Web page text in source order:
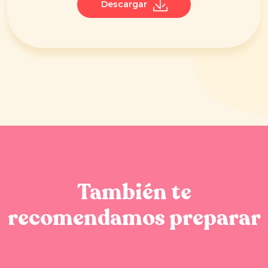
Descargar
También te
recomendamos preparar